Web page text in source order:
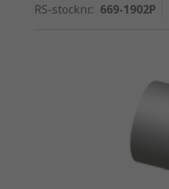
RS-stocknr.: 669-1902P